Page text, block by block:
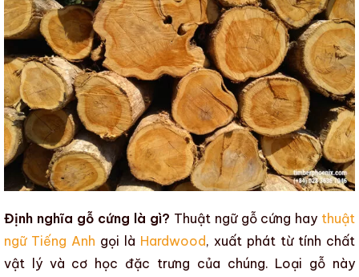
Định nghĩa gỗ cứng là gì? Thuật ngữ gỗ cứng hay thuật
ngữ Tiếng Anh gọi là Hardwood, xuất phát từ tính chất
vật lý và cơ học đặc trưng của chúng. Loại gỗ này